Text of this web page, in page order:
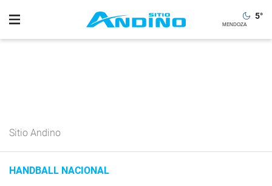
5°
Sitio Andino
HANDBALL NACIONAL